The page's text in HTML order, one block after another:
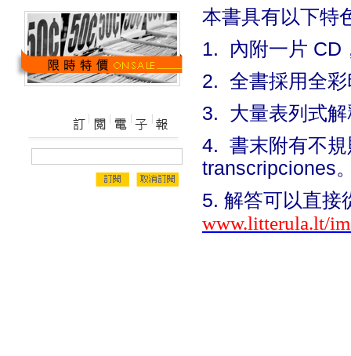
本書具有以下特
1. 內附一片 CD
2. 全書採用全
3. 大量表列式
4. 書末附有不
transcripciones
5. 解答可以直接
www.litterula.lt/